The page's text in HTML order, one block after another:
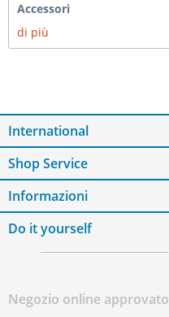
Accessori
di più
International
Shop Service
Informazioni
Do it yourself
Negozio online approvato